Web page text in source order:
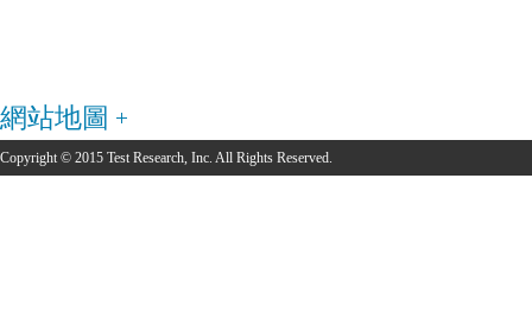
網站地圖
Copyright © 2015 Test Research, Inc. All Rights Reserved.